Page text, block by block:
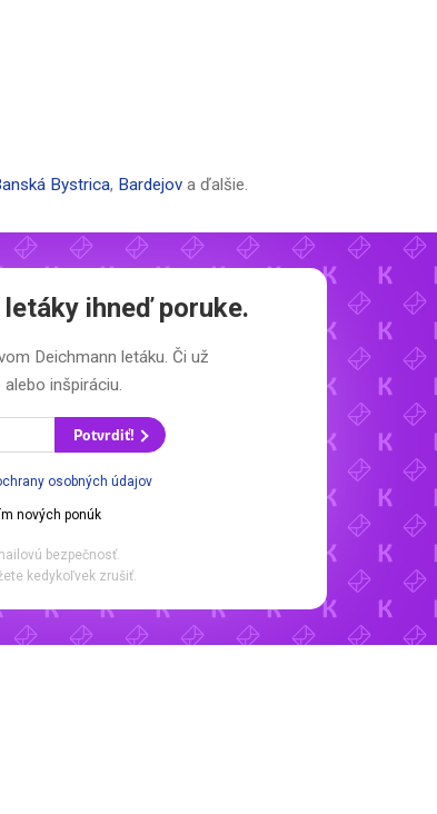
Bystrica, Bardejov a ďalšie.
letákyihneď poruke.
Deichmann letáku. Či už
inšpiráciu.
Potvrdiť!
osobných údajov
nových ponúk
bezpečnosť.
kedykoľvek zrušiť.